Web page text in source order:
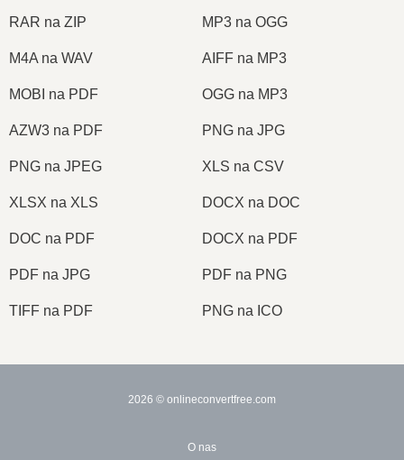
RAR na ZIP MP3 na OGG
M4A na WAV AIFF na MP3
MOBI na PDF OGG na MP3
AZW3 na PDF PNG na JPG
PNG na JPEG XLS na CSV
XLSX na XLS DOCX na DOC
DOC na PDF DOCX na PDF
PDF na JPG PDF na PNG
TIFF na PDF PNG na ICO
2026 © onlineconvertfree.com
O nas